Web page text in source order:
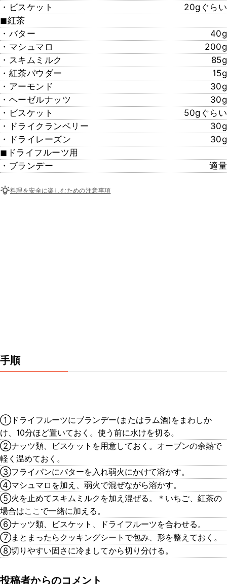
・ビスケット
20gぐらい
◼︎紅茶
・バター
40g
・マシュマロ
200g
・スキムミルク
85g
・紅茶パウダー
15g
・アーモンド
30g
・ヘーゼルナッツ
30g
・ビスケット
50gぐらい
・ドライクランベリー
30g
・ドライレーズン
30g
◼︎ドライフルーツ用
・ブランデー
適量
料理を安全に楽しむための注意事項
手順
①ドライフルーツにブランデー(またはラム酒)をまわしか
け、10分ほど置いておく。使う前に水けを切る。
②ナッツ類、ビスケットを用意しておく。オーブンの余熱で
軽く温めておく。
③フライパンにバターを入れ弱火にかけて溶かす。
④マシュマロを加え、弱火で混ぜながら溶かす。
⑤火を止めてスキムミルクを加え混ぜる。＊いちご、紅茶の
場合はここで一緒に加える。
⑥ナッツ類、ビスケット、ドライフルーツを合わせる。
⑦まとまったらクッキングシートで包み、形を整えておく。
⑧切りやすい固さに冷ましてから切り分ける。
投稿者からのコメント